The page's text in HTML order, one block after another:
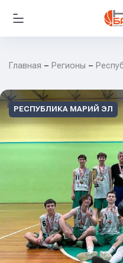
Главная Регионы
РЕСПУБЛИКА МАРИЙ ЭЛ